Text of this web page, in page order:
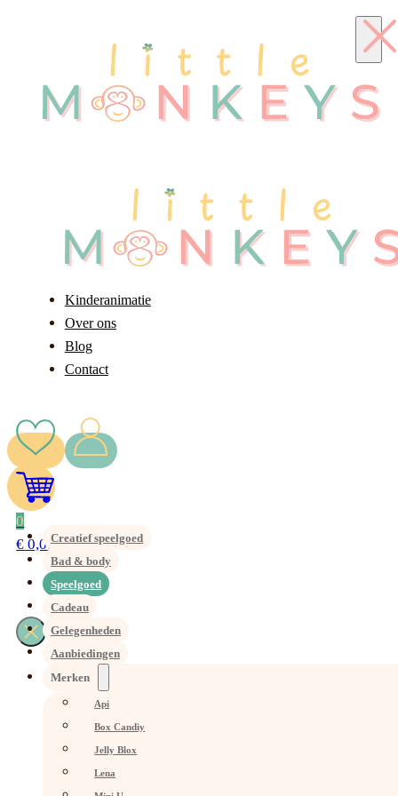
Kinderanimatie
Over ons
Blog
Contact
0
€ 0,00Creatief speelgoed
Bad & body
Speelgoed
Cadeau
Gelegenheden
Aanbiedingen
Merken
Api
Box Candiy
Jelly Blox
Lena